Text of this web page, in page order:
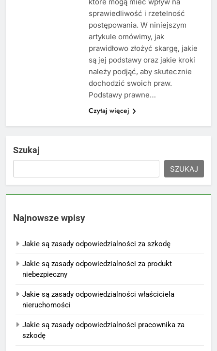
sprawiedliwość i rzetelność
postępowania. W niniejszym
artykule omówimy, jak
prawidłowo złożyć skargę, jakie
są jej podstawy oraz jakie kroki
należy podjąć, aby skutecznie
dochodzić swoich praw.
Podstawy prawne…
Czytaj więcej
Szukaj
SZUKAJ
Najnowsze wpisy
Jakie są zasady odpowiedzialności za szkodę
Jakie są zasady odpowiedzialności za produkt
niebezpieczny
Jakie są zasady odpowiedzialności właściciela
nieruchomości
Jakie są zasady odpowiedzialności pracownika za
szkodę